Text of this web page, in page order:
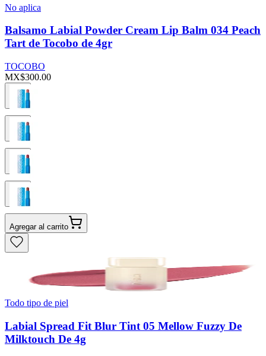
No aplica
Balsamo Labial Powder Cream Lip Balm 034 Peach
Tart de Tocobo de 4gr
TOCOBO
MX$300.00
Agregar al carrito
Todo tipo de piel
Labial Spread Fit Blur Tint 05 Mellow Fuzzy De
Milktouch De 4g